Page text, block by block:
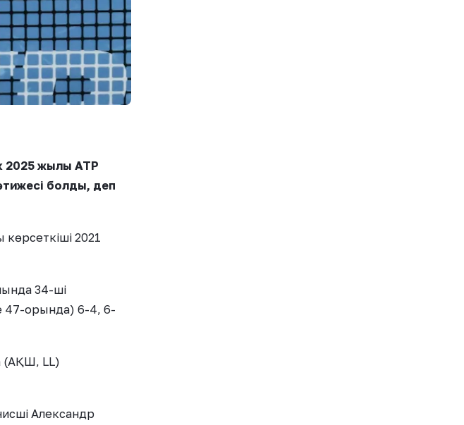
2025 жылы ATP
болды, деп
көрсеткіші 2021
34-ші
47-орында) 6-4, 6-
(АҚШ, LL)
Александр